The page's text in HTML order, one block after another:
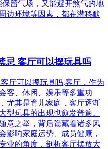
留气场，又能避开煞气的地
边环境等因素，都在潜移默
忌 客厅可以摆玩具吗
厅可以摆玩具吗,客厅，作为
客、休闲、娱乐等多重功
尤其是育儿家庭，客厅逐渐
型玩具的出现也愈发普遍。
意之举，背后隐藏着诸多风
影响家庭运势、成员健康，
业的角度，剖析客厅摆放大